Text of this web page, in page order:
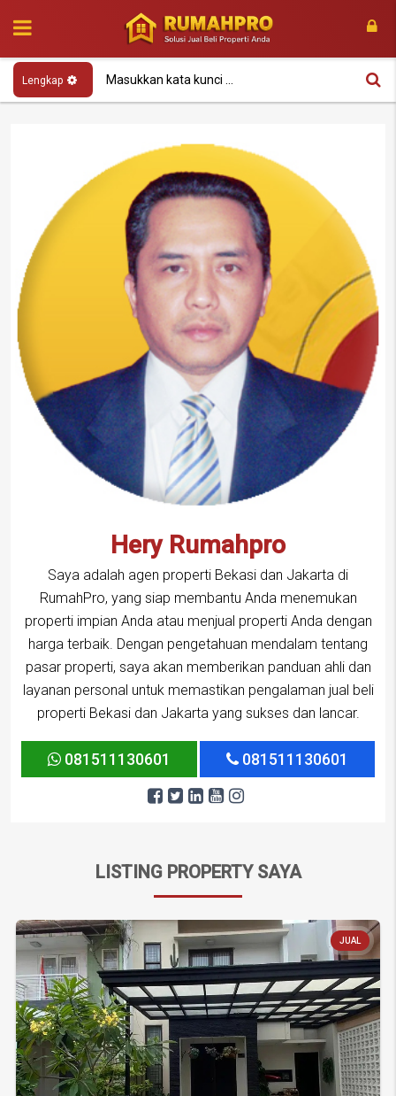
Lengkap
Hery Rumahpro
Saya adalah agen properti Bekasi dan Jakarta di
RumahPro, yang siap membantu Anda menemukan
properti impian Anda atau menjual properti Anda dengan
harga terbaik. Dengan pengetahuan mendalam tentang
pasar properti, saya akan memberikan panduan ahli dan
layanan personal untuk memastikan pengalaman jual beli
properti Bekasi dan Jakarta yang sukses dan lancar.
081511130601 081511130601
LISTING PROPERTY SAYA
JUAL